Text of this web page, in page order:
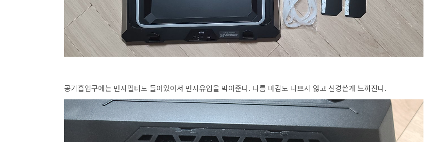
공기흡입구에는 먼지필터도 들어있어서 먼지유입을 막아준다. 나름 마감도 나쁘지 않고 신경쓴게 느껴진다.